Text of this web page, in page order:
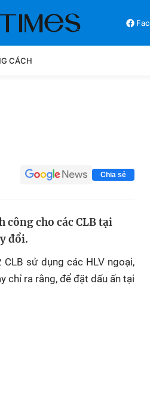
CÁCH
Chia sẻ
cho các CLB tại
đổi.
sử dụng các HLV ngoại,
chỉ ra rằng, để đặt dấu ấn tại